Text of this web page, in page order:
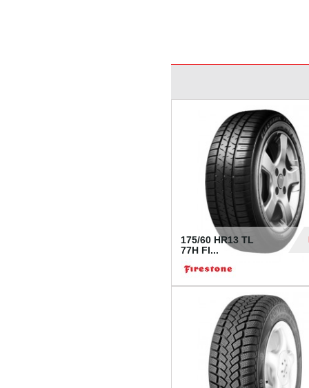
175/60 HR13 TL
77H FI...